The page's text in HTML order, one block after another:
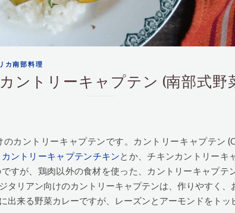
カ南部料理
カントリーキャプテン (南部式
カントリーキャプテンです。カントリーキャプテン
カントリーキャプテンチキンとか、チキンカントリーキ
すが、鶏肉以外の食材を使った、カントリーキャプテ
タリアン向けのカントリーキャプテンは、作りやすく、
出来る野菜カレーですが、レーズンとアーモンドをトッ